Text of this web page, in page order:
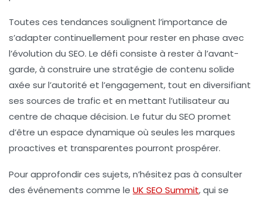
Toutes ces tendances soulignent l’importance de
s’adapter continuellement pour rester en phase avec
l’évolution du SEO. Le défi consiste à rester à l’avant-
garde, à construire une stratégie de contenu solide
axée sur l’autorité et l’engagement, tout en diversifiant
ses sources de trafic et en mettant l’utilisateur au
centre de chaque décision. Le futur du SEO promet
d’être un espace dynamique où seules les marques
proactives et transparentes pourront prospérer.
Pour approfondir ces sujets, n’hésitez pas à consulter
des événements comme le UK SEO Summit, qui se